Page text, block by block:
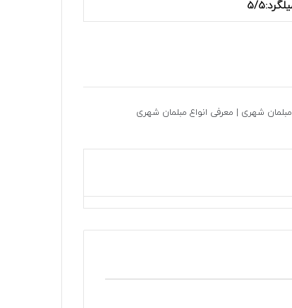
مبلمان شهری | معرفی انواع مبلمان شهری